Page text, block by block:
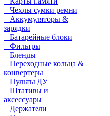
Чехлы сумки ремни
Аккумуляторы &
зарядки
Батарейные блоки
Фильтры
Бленды
Переходные кольца &
конвертеры
Пульты ДУ
Штативы и
аксессуары
Держатели